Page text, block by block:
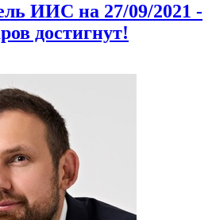
ИИС на 27/09/2021 -
достигнут!